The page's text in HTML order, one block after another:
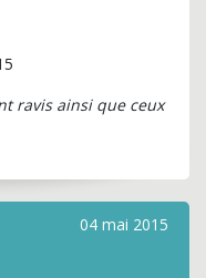
ravis ainsi que ceux
04 mai 2015